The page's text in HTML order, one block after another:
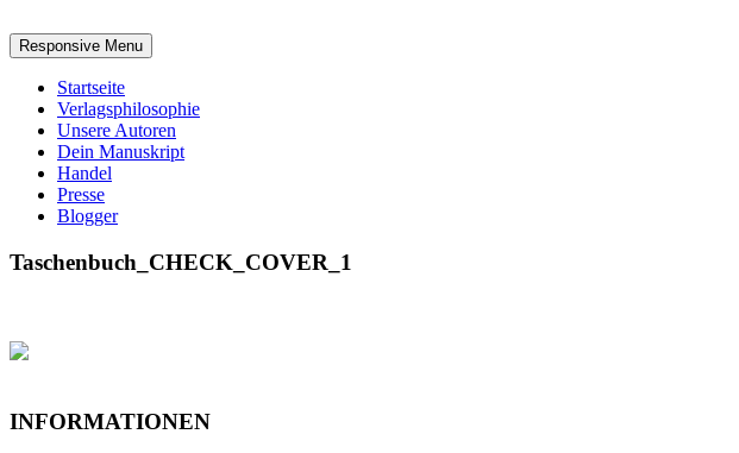
Responsive Menu
Startseite
Verlagsphilosophie
Unsere Autoren
Dein Manuskript
Handel
Presse
Blogger
Taschenbuch_CHECK_COVER_1
INFORMATIONEN